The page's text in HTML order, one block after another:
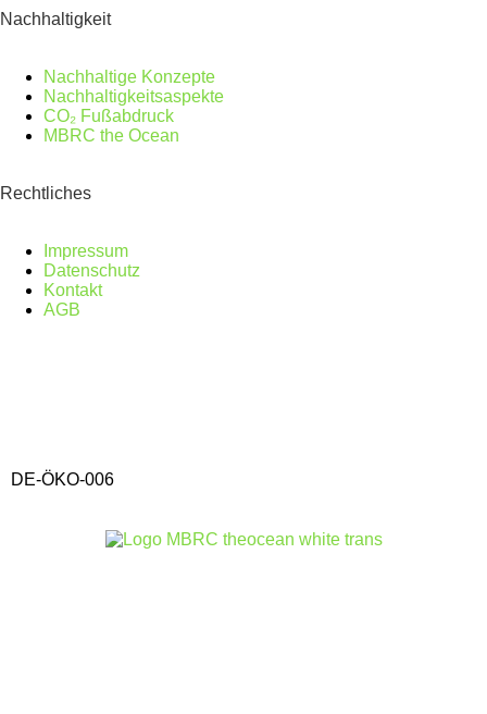
Nachhaltigkeit
Nachhaltige Konzepte
Nachhaltigkeitsaspekte
CO₂ Fußabdruck
MBRC the Ocean
Rechtliches
Impressum
Datenschutz
Kontakt
AGB
DE-ÖKO-006